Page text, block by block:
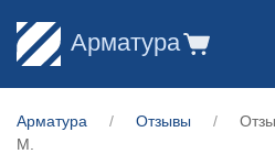
Арматура
Арматура Отзывы
М.